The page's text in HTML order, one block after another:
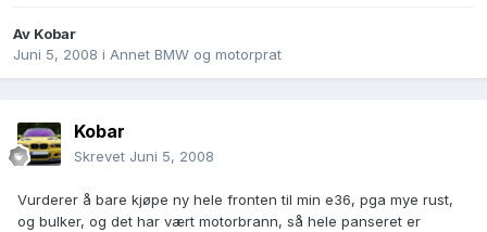
Av Kobar
Juni 5, 2008 i Annet BMW og motorprat
Kobar
Skrevet Juni 5, 2008
Vurderer å bare kjøpe ny hele fronten til min e36, pga mye rust,
og bulker, og det har vært motorbrann, så hele panseret er